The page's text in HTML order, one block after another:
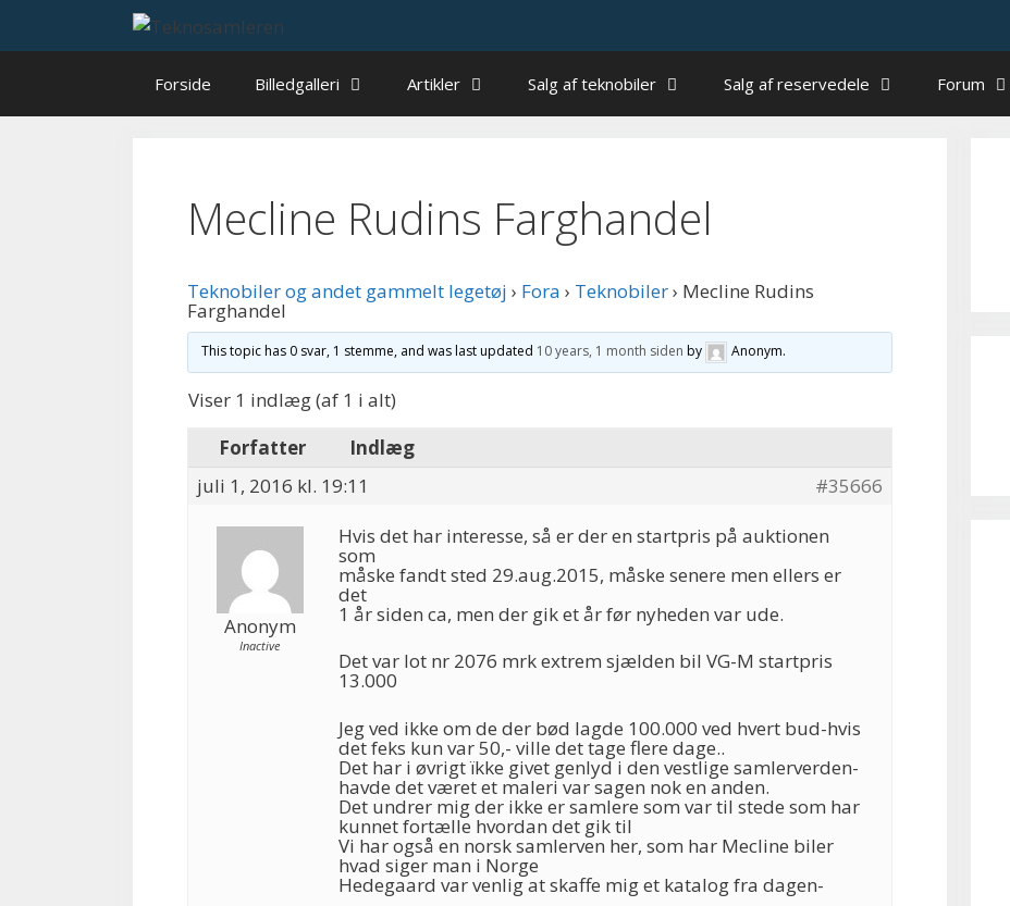
Forside Billedgalleri Artikler Salg af teknobiler Salg af reservedele Forum
Mecline Rudins Farghandel
Teknobiler og andet gammelt legetøj › Fora › Teknobiler› Mecline Rudins
Farghandel
This topic has 0 svar, 1 stemme, and was last updated 10 years, 1 month siden by Anonym.
Viser 1 indlæg (af 1 i alt)
Forfatter
Indlæg
juli 1, 2016 kl. 19:11
#35666
Anonym
Inactive
Hvis det har interesse, så er der en startpris på auktionen
som
måske fandt sted 29.aug.2015, måske senere men ellers er
det
1 år siden ca, men der gik et år før nyheden var ude.
Det var lot nr 2076 mrk extrem sjælden bil VG-M startpris
13.000
Jeg ved ikke om de der bød lagde 100.000 ved hvert bud-hvis
det feks kun var 50,- ville det tage flere dage..
Det har i øvrigt ïkke givet genlyd i den vestlige samlerverden-
havde det været et maleri var sagen nok en anden.
Det undrer mig der ikke er samlere som var til stede som har
kunnet fortælle hvordan det gik til
Vi har også en norsk samlerven her, som har Mecline biler
hvad siger man i Norge
Hedegaard var venlig at skaffe mig et katalog fra dagen-